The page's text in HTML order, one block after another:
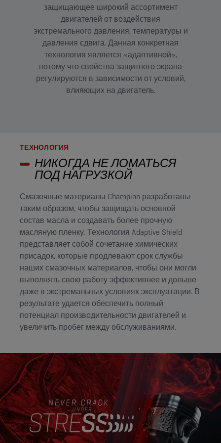
защищающее широкий ассортимент
двигателей от воздействия
экстремального давления, температуры и
давления сдвига. Данная конкретная
технология является «адаптивной»,
потому что свойства защитного экрана
регулируются в зависимости от условий,
влияющих на двигатель.
ТЕХНОЛОГИЯ
НИКОГДА НЕ ЛОМАТЬСЯ
ПОД НАГРУЗКОЙ
Смазочные материалы Champion разработаны
таким образом, чтобы защищать основной
состав масла и создавать более прочную
масляную пленку. Технология Adaptive Shield
представляет собой сочетание химических
присадок, которые продлевают срок службы
наших смазочных материалов, чтобы они могли
выполнять свою работу эффективнее и дольше
даже в экстремальных условиях эксплуатации. В
результате удается обеспечить полный
потенциал производительности двигателей и
увеличить пробег между обслуживаниями.